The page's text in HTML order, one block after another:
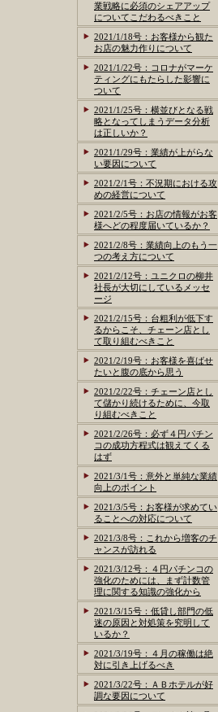
業戦略に必須のシェアアップ
についてこだわるべきこと
2021/1/18号：お客様から観た
お店の魅力作りについて
2021/1/22号：コロナがマーケ
ティングにもたらした影響に
ついて
2021/1/25号：横並びとなる戦
略となってしまうデータ分析
は正しいか？
2021/1/29号：業績が上がらな
い要因について
2021/2/1号：不況期における攻
めの経営について
2021/2/5号：お店の情報がお客
様へどの程度届いているか？
2021/2/8号：業績向上のもう一
つの考え方について
2021/2/12号：ユニクロの柳井
社長が大切にしているメッセ
ージ
2021/2/15号：台粗利が低下す
るからこそ、チェーン店とし
て取り組むべきこと
2021/2/19号：お客様を喜ばせ
たいと腹の底から思う
2021/2/22号：チェーン店とし
て儲かり続けるために、今取
り組むべきこと
2021/2/26号：必ず４円パチン
コの成功方程式は観えてくる
はず
2021/3/1号：意外と単純な業績
向上のポイント
2021/3/5号：お客様が求めてい
ることへの対応について
2021/3/8号：これから増客のチ
ャンスが訪れる
2021/3/12号：４円パチンコの
強化のためには、まず計数管
理に関する知識の強化から
2021/3/15号：低貸し部門の低
迷の原因と対処策を究明して
いるか？
2021/3/19号：４月の稼働は絶
対に引き上げるべき
2021/3/22号：ＡＢホテルが好
調な要因について